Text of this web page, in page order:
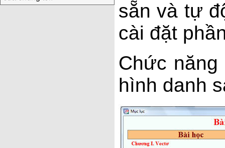
sẵn và tự
cài đặt
Chức năng
hình danh